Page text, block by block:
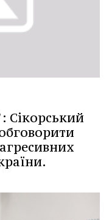
Сікорський